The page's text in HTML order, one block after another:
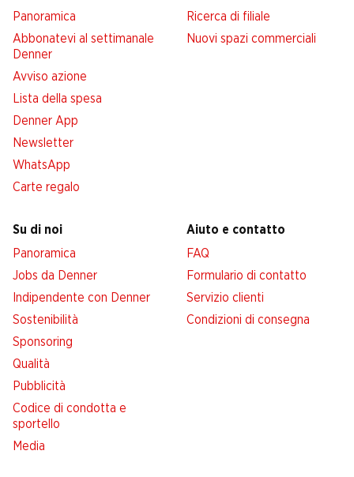
Panoramica
Abbonatevi al settimanale
Denner
Avviso azione
Lista della spesa
Denner App
Newsletter
WhatsApp
Carte regalo
Ricerca di filiale
Nuovi spazi commerciali
Su di noi
Panoramica
Jobs da Denner
Indipendente con Denner
Sostenibilità
Sponsoring
Qualità
Pubblicità
Codice di condotta e
sportello
Media
Aiuto e contatto
FAQ
Formulario di contatto
Servizio clienti
Condizioni di consegna